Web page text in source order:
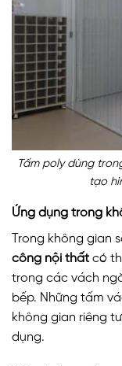
Tấm poly dùng
tạo
Ứng dụng trong
Trong không gian
công nội thất có
trong các vách
bếp. Những tấm
không gian riêng
dụng.